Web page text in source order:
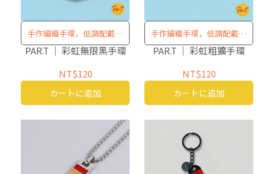
手作編織手環，低調配戴清
楚表態
PAR.T ｜ 彩虹無限黑手環
NT$120
カートに追加
手作編織手環，低調配戴清
楚表態
PAR.T ｜ 彩虹粗獷手環
NT$120
カートに追加